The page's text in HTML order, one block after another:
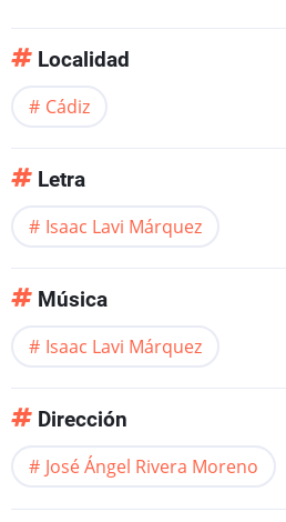
Localidad
Cádiz
Letra
Isaac Lavi Márquez
Música
Isaac Lavi Márquez
Dirección
José Ángel Rivera Moreno